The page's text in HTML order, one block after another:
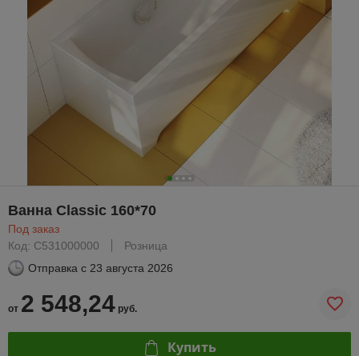
Ванна Classic 160*70
Под заказ
Код: C531000000
Розница
Отправка с 23 августа 2026
от 2 548,24 руб.
Купить